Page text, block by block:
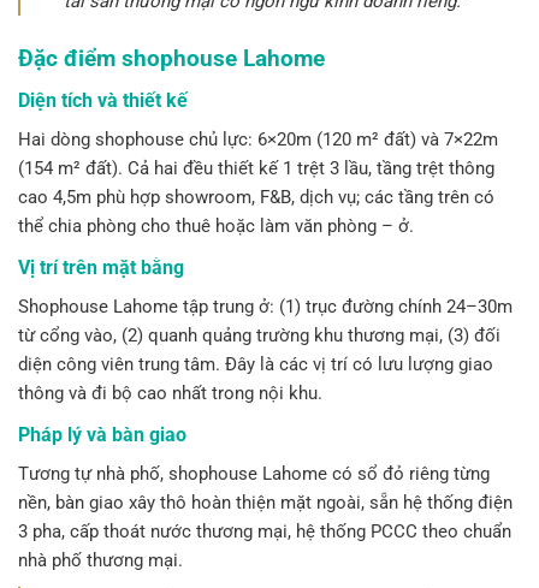
Đặc điểm shophouse Lahome
Diện tích và thiết kế
Hai dòng shophouse chủ lực: 6×20m (120 m² đất) và 7×22m
(154 m² đất). Cả hai đều thiết kế 1 trệt 3 lầu, tầng trệt thông
cao 4,5m phù hợp showroom, F&B, dịch vụ; các tầng trên có
thể chia phòng cho thuê hoặc làm văn phòng – ở.
Vị trí trên mặt bằng
Shophouse Lahome tập trung ở: (1) trục đường chính 24–30m
từ cổng vào, (2) quanh quảng trường khu thương mại, (3) đối
diện công viên trung tâm. Đây là các vị trí có lưu lượng giao
thông và đi bộ cao nhất trong nội khu.
Pháp lý và bàn giao
Tương tự nhà phố, shophouse Lahome có sổ đỏ riêng từng
nền, bàn giao xây thô hoàn thiện mặt ngoài, sẵn hệ thống điện
3 pha, cấp thoát nước thương mại, hệ thống PCCC theo chuẩn
nhà phố thương mại.